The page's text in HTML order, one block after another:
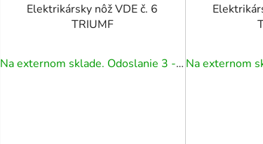
Elektrikársky nôž VDE č. 6
TRIUMF
Na externom sklade. Odoslanie 3 - 5 prac. dní.